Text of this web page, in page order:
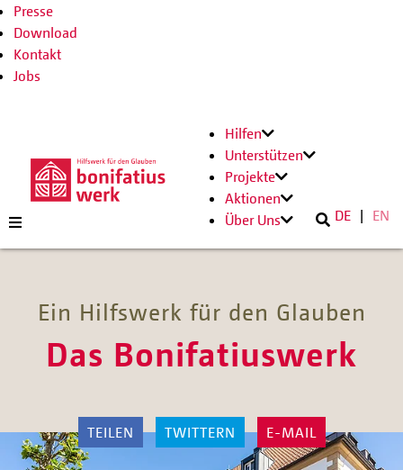
Presse
Download
Kontakt
Jobs
Hilfen
Unterstützen
Projekte
Aktionen
Über Uns
DE EN
Ein Hilfswerk für den Glauben
Das Bonifatiuswerk
TEILEN TWITTERN E-MAIL